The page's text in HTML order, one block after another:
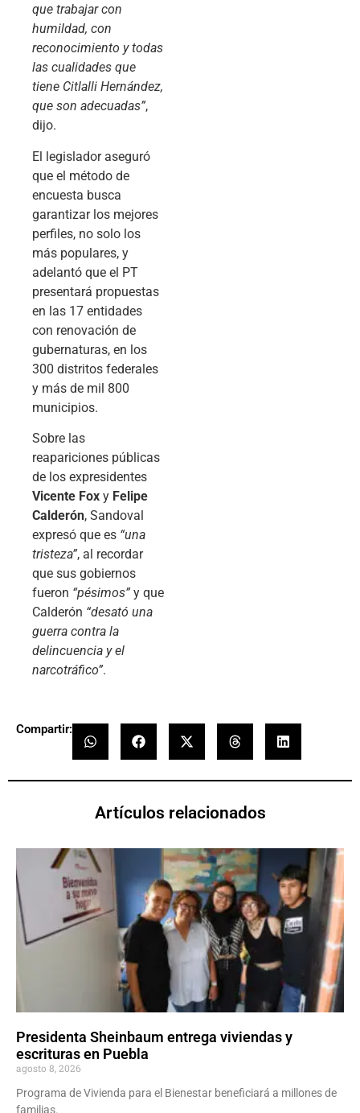
que trabajar con
humildad, con
reconocimiento y todas
las cualidades que
tiene Citlalli Hernández,
que son adecuadas”,
dijo.
El legislador aseguró
que el método de
encuesta busca
garantizar los mejores
perfiles, no solo los
más populares, y
adelantó que el PT
presentará propuestas
en las 17 entidades
con renovación de
gubernaturas, en los
300 distritos federales
y más de mil 800
municipios.
Sobre las
reapariciones públicas
de los expresidentes
Vicente Fox y Felipe
Calderón, Sandoval
expresó que es “una
tristeza”, al recordar
que sus gobiernos
fueron “pésimos” y que
Calderón “desató una
guerra contra la
delincuencia y el
narcotráfico”.
Compartir:
Artículos relacionados
Presidenta Sheinbaum entrega viviendas y
escrituras en Puebla
agosto 8, 2026
Programa de Vivienda para el Bienestar beneficiará a millones de
familias.